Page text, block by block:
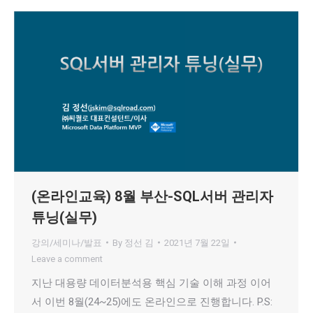
(온라인교육) 8월 부산-SQL서버 관리자
튜닝(실무)
강의/세미나/발표 By 정선 김
2021년 7월 22일
Leave a comment
지난 대용량 데이터분석용 핵심 기술 이해 과정 이어
서 이번 8월(24~25)에도 온라인으로 진행합니다. P.S: